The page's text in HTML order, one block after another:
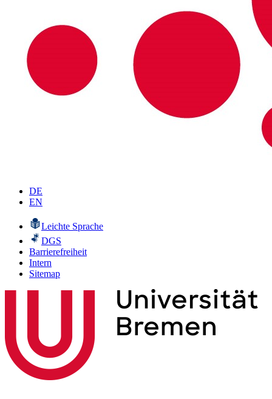
DE
EN
Leichte Sprache
DGS
Barrierefreiheit
Intern
Sitemap